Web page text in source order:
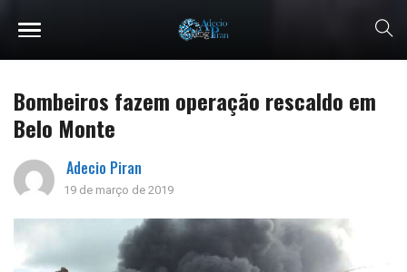
Bombeiros fazem operação rescaldo em
Belo Monte
Adecio Piran
19 de março de 2019